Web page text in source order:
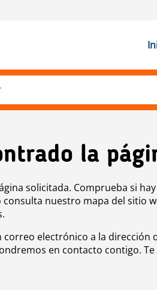
la
solicitada. Comprueba si hay
nuestro mapa del sitio
correo electrónico a la dirección
en contacto contigo. Te